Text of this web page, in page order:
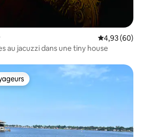
Évaluation
4,93 (60)
au jacuzzi dans une tiny house